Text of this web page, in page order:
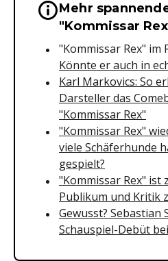
Wichtige
Mehr
"Kommissar
"Kommissar Rex" im
Könnte er auch in
Karl Markovics: So
Darsteller das
"Kommissar Rex"
"Kommissar Rex"
viele Schäferhunde
gespielt?
"Kommissar Rex" ist
Publikum und Kritik
Gewusst? Sebastian
Schauspiel-Debüt